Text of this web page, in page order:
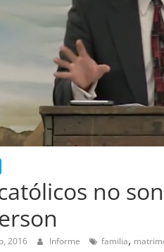
no
2016 Informe familia,